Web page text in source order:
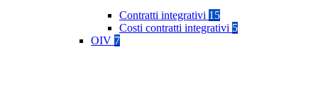
Contratti integrativi 15
Costi contratti integrativi 5
OIV 7